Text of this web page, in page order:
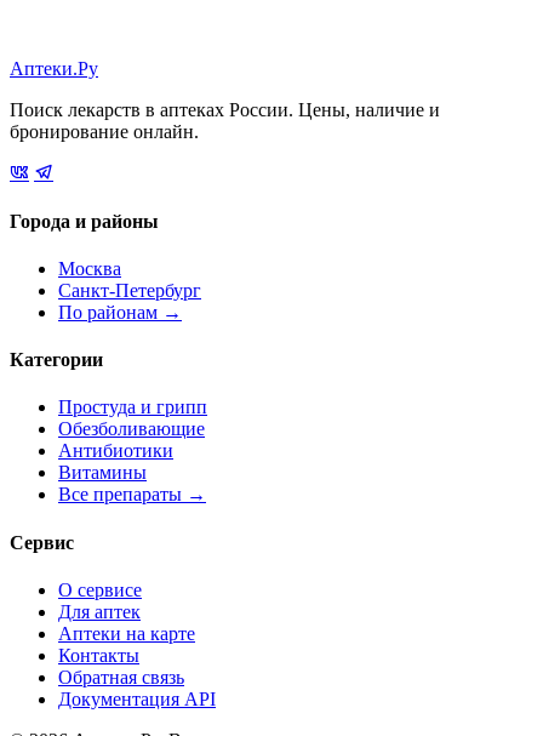
Аптеки.Ру
Поиск лекарств в аптеках России. Цены, наличие и
бронирование онлайн.
Города и районы
Москва
Санкт-Петербург
По районам →
Категории
Простуда и грипп
Обезболивающие
Антибиотики
Витамины
Все препараты →
Сервис
О сервисе
Для аптек
Аптеки на карте
Контакты
Обратная связь
Документация API